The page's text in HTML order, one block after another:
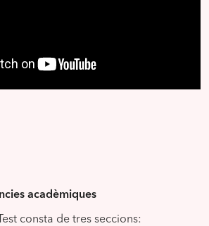
acadèmiques
consta de tres seccions: